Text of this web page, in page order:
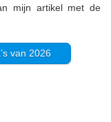
mijn artikel met de
van 2026